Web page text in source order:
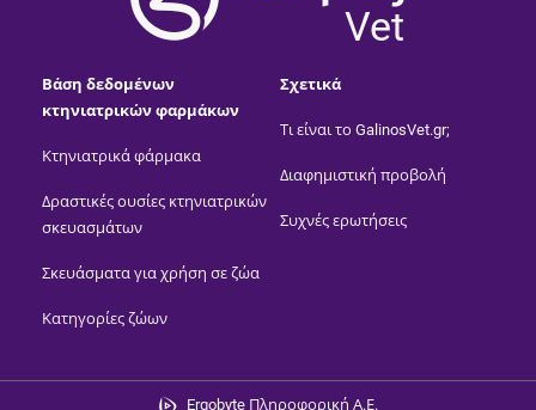
Vet
Βάση δεδομένων
κτηνιατρικών φαρμάκων
Κτηνιατρικά φάρμακα
Δραστικές ουσίες κτηνιατρικών
σκευασμάτων
Σκευάσματα για χρήση σε ζώα
Κατηγορίες ζώων
Σχετικά
Τι είναι το GalinosVet.gr;
Διαφημιστική προβολή
Συχνές ερωτήσεις
Ergobyte Πληροφορική Α.Ε.